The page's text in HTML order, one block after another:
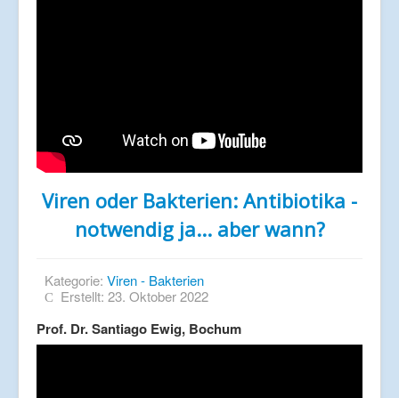
Viren oder Bakterien: Antibiotika -
notwendig ja... aber wann?
Kategorie: Viren - Bakterien
Erstellt: 23. Oktober 2022
Prof. Dr. Santiago Ewig, Bochum